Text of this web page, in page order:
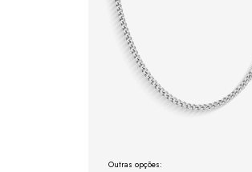
Outras opções: